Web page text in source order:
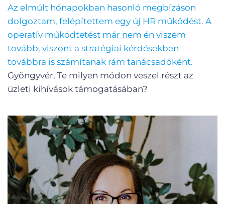
Az elmúlt hónapokban hasonló megbízáson
dolgoztam, felépítettem egy új HR működést. A
operatív működtetést már nem én viszem
tovább, viszont a stratégiai kérdésekben
továbbra is számítanak rám tanácsadóként.
Gyöngyvér, Te milyen módon veszel részt az
üzleti kihívások támogatásában?